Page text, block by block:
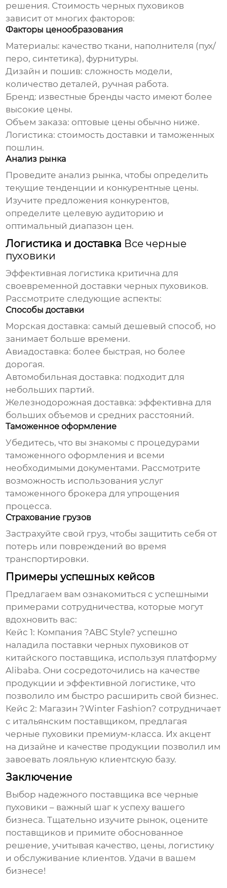
решения. Стоимостьчерных пуховиков
зависит от многих факторов:
Факторы ценообразования
Материалы: качество ткани, наполнителя (пух/
перо, синтетика), фурнитуры.
Дизайн и пошив: сложность модели,
количество деталей, ручная работа.
Бренд: известные бренды часто имеют более
высокие цены.
Объем заказа: оптовые цены обычно ниже.
Логистика: стоимость доставки и таможенных
пошлин.
Анализ рынка
Проведите анализ рынка, чтобы определить
текущие тенденции и конкурентные цены.
Изучите предложения конкурентов,
определите целевую аудиторию и
оптимальный диапазон цен.
Логистика и доставка Все черные
пуховики
Эффективная логистика критична для
своевременной доставкичерных пуховиков.
Рассмотрите следующие аспекты:
Способы доставки
Морская доставка: самый дешевый способ, но
занимает больше времени.
Авиадоставка: более быстрая, но более
дорогая.
Автомобильная доставка: подходит для
небольших партий.
Железнодорожная доставка: эффективна для
больших объемов и средних расстояний.
Таможенное оформление
Убедитесь, что вы знакомы с процедурами
таможенного оформления и всеми
необходимыми документами. Рассмотрите
возможность использования услуг
таможенного брокера для упрощения
процесса.
Страхование грузов
Застрахуйте свой груз, чтобы защитить себя от
потерь или повреждений во время
транспортировки.
Примеры успешных кейсов
Предлагаем вам ознакомиться с успешными
примерами сотрудничества, которые могут
вдохновить вас:
Кейс 1: Компания ?ABC Style? успешно
наладила поставкичерных пуховиков от
китайского поставщика, используя платформу
Alibaba. Они сосредоточились на качестве
продукции и эффективной логистике, что
позволило им быстро расширить свой бизнес.
Кейс 2: Магазин ?Winter Fashion? сотрудничает
с итальянским поставщиком, предлагая
черные пуховики премиум-класса. Их акцент
на дизайне и качестве продукции позволил им
завоевать лояльную клиентскую базу.
Заключение
Выбор надежного поставщика все черные
пуховики – важный шаг к успеху вашего
бизнеса. Тщательно изучите рынок, оцените
поставщиков и примите обоснованное
решение, учитывая качество, цены, логистику
и обслуживание клиентов. Удачи в вашем
бизнесе!